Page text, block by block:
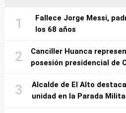
Fallece Jorge Messi,
los 68 años
Canciller Huanca
posesión presidencial de
Alcalde de El Alto
unidad en la Parada